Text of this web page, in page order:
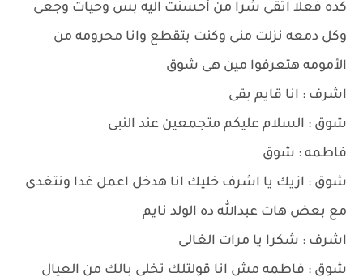
كده فعلا اتقى شرا من أحسنت اليه بس وحيات وجعى
وكل دمعه نزلت منى وكنت بتقطع وانا محرومه من
الأمومه هتعرفوا مين هى شوق
اشرف : انا قايم بقى
شوق : السلام عليكم متجمعين عند النبى
فاطمه : شوق
شوق : ازيك يا اشرف خليك انا هدخل اعمل غدا ونتغدى
مع بعض هات عبدالله ده الولد نايم
اشرف : شكرا يا مرات الغالى
شوق : فاطمه مش انا قولتلك تخلى بالك من العيال